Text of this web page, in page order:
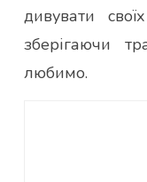
дивувати
зберігаючи
любимо.